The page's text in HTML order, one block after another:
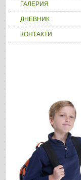
ГАЛЕРИЯ
ДНЕВНИК
КОНТАКТИ